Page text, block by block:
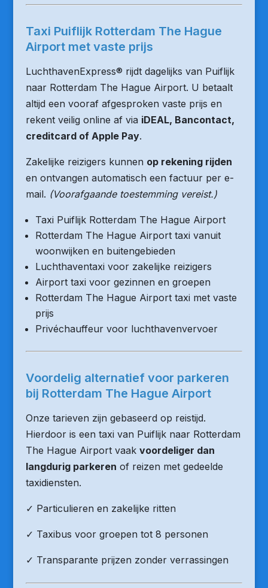
Taxi Puiflijk Rotterdam The Hague
Airport met vaste prijs
LuchthavenExpress® rijdt dagelijks van Puiflijk
naar Rotterdam The Hague Airport. U betaalt
altijd een vooraf afgesproken vaste prijs en
rekent veilig online af via iDEAL, Bancontact,
creditcard of Apple Pay.
Zakelijke reizigers kunnen op rekening rijden
en ontvangen automatisch een factuur per e-
mail. (Voorafgaande toestemming vereist.)
Taxi Puiflijk Rotterdam The Hague Airport
Rotterdam The Hague Airport taxi vanuit
woonwijken en buitengebieden
Luchthaventaxi voor zakelijke reizigers
Airport taxi voor gezinnen en groepen
Rotterdam The Hague Airport taxi met vaste
prijs
Privéchauffeur voor luchthavenvervoer
Voordelig alternatief voor parkeren
bij Rotterdam The Hague Airport
Onze tarieven zijn gebaseerd op reistijd.
Hierdoor is een taxi van Puiflijk naar Rotterdam
The Hague Airport vaak voordeliger dan
langdurig parkeren of reizen met gedeelde
taxidiensten.
✓ Particulieren en zakelijke ritten
✓ Taxibus voor groepen tot 8 personen
✓ Transparante prijzen zonder verrassingen